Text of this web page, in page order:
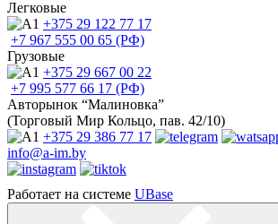
Легковые
+375 29 122 77 17
+7 967 555 00 65 (РФ)
Грузовые
+375 29 667 00 22
+7 995 577 66 17 (РФ)
Авторынок “Малиновка”
(Торговый Мир Кольцо, пав. 42/10)
+375 29 386 77 17
info@a-im.by
Работает на системе UBase